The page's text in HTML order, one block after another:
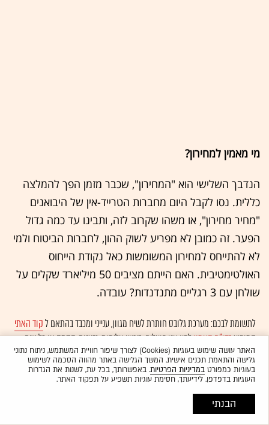
מי מאמין למחירון?
הנדבך השלישי הוא "המחירון", שכבר מזמן הפך להמלצה
כללית. נסו לקבל היום מחברות הטרייד-אין של היבואנים
"מחיר מחירון", או משהו שקרוב לזה, ותבינו עד כמה גדול
הפער. זה כמובן לא מפריע לשוק ההון, לחברות הביטוח ולמי
לא להתייחס למחירון המשומשות כאל נקודת הייחוס
האולטימטיבית. האם הייתם מציבים 50 מיליארד שקלים על
שולחן עם 3 רגליים מתנדנדות? עובדה.
לתשומת לבכם: מערכת גלובס חותרת לשיח מגוון, ענייני ומכבד בהתאם לקוד האתי
המופיעבדו"ח האמוןלפיו אנו פועלים. ביטויי אלימות, גזענות, הסתה או כל שיח
בלתי הולם אחר מסוננים בצורהאוטומטיתולא יפורסמו באתר.
האתר עושה שימוש בעוגיות (Cookies) לצורך שיפור חוויית המשתמש, ניתוח נתוני
גלישה והתאמת תכנים אישית. המשך הגלישה באתר מהווה הסכמה לשימוש
בעוגיות כמפורטבמדיניות הפרטיות. באפשרותך, בכל עת, לשנות את הגדרות
העוגיות בדפדפן. לידיעתך, חסימת עוגיות תשפיע על תפקוד האתר.
הבנתי